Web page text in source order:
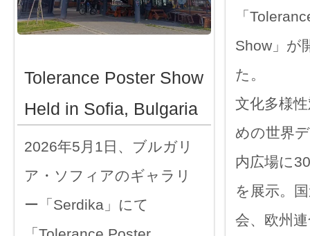
「
Show」が
た。
文化多様
めの世界
内広場に
を展示。
会、欧州
Tolerance Poster Show
Held in Sofia, Bulgaria
2026年5月1日、ブルガリ
ア・ソフィアのギャラリ
ー「Serdika」にて